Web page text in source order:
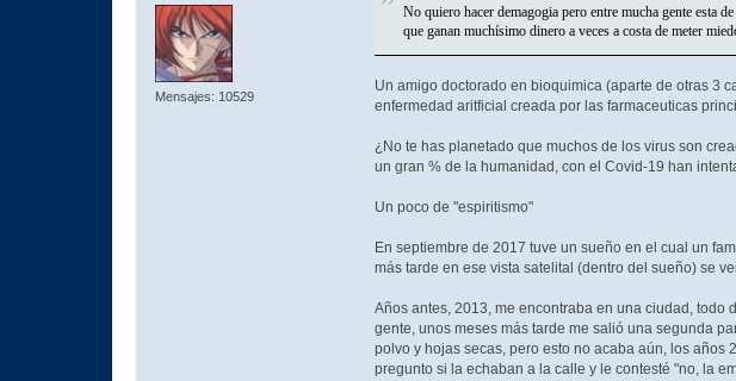
Mensajes: 10529
No quiero hacer demagogia pero entre mucha gente esta
que ganan muchísimo dinero a veces a costa de meter
Un amigo doctorado en bioquimica (aparte de otras 3
enfermedad aritficial creada por las farmaceuticas
¿No te has planetado que muchos de los virus son
un gran % de la humanidad, con el Covid-19 han
Un poco de "espiritismo"
En septiembre de 2017 tuve un sueño en el cual un
más tarde en ese vista satelital (dentro del sueño) se
Años antes, 2013, me encontraba en una ciudad,
gente, unos meses más tarde me salió una segunda
polvo y hojas secas, pero esto no acaba aún, los
pregunto si la echaban a la calle y le contesté "no, la